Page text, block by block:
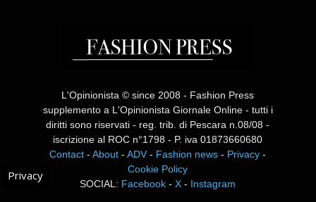
L'Opinionista © since 2008 - Fashion Press
supplemento a L'Opinionista Giornale Online - tutti i
diritti sono riservati - reg. trib. di Pescara n.08/08 -
iscrizione al ROC n°1798 - P. iva 01873660680
Contact -About -ADV - Fashion news - Privacy -
Cookie Policy
SOCIAL: Facebook -X - Instagram
Privacy